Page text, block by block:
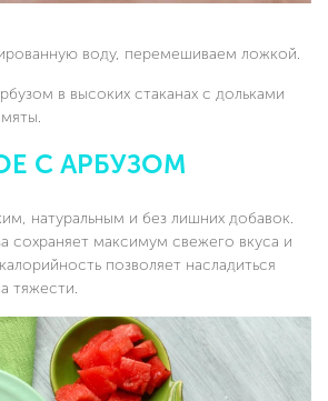
воду, перемешиваем ложкой.
в высоких стаканах с дольками
С АРБУЗОМ
натуральным и без лишних добавок.
сохраняет максимум свежего вкуса и
позволяет насладиться
тяжести.